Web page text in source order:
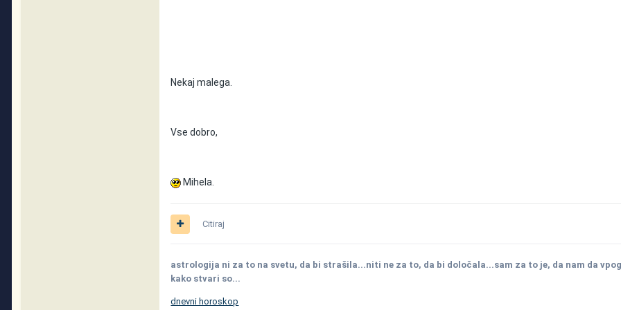
Nekaj malega.
Vse dobro,
Mihela.
Citiraj
astrologija ni za to na svetu, da bi strašila...niti ne za to, da bi določala...sam za to je, da nam da
kako stvari so...
dnevni horoskop